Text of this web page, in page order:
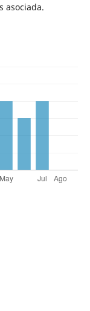
asociada.